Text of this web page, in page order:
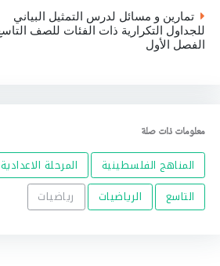
تمارين و مسائل لدرس التمثيل البياني
للجداول التكرارية ذات الفئات للصف
الفصل الأول
معلومات ذات صلة
المناهج الفلسطينية
المرحلة الاعدادية
التاسع
الرياضيات رياضيات